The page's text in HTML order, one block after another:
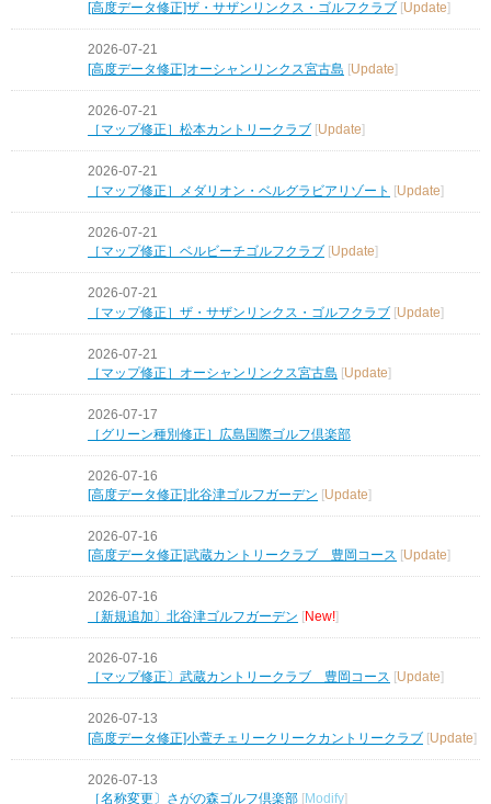
[高度データ修正]ザ・サザンリンクス・ゴルフクラブ
Update
2026-07-21
[高度データ修正]オーシャンリンクス宮古島 [Update]
2026-07-21
［マップ修正］松本カントリークラブ
Update
2026-07-21
［マップ修正］メダリオン・ベルグラビアリゾート
[Update]
2026-07-21
［マップ修正］ベルビーチゴルフクラブ [Update]
2026-07-21
［マップ修正］ザ・サザンリンクス・ゴルフクラブ [Update]
2026-07-21
［マップ修正］オーシャンリンクス宮古島 [Update]
2026-07-17
［グリーン種別修正］広島国際ゴルフ倶楽部
2026-07-16
[高度データ修正]北谷津ゴルフガーデン [Update]
2026-07-16
[高度データ修正]武蔵カントリークラブ 豊岡コース
Update
2026-07-16
［新規追加〕北谷津ゴルフガーデン [New!]
2026-07-16
［マップ修正〕武蔵カントリークラブ 豊岡コース
Update
2026-07-13
[高度データ修正]小萱チェリークリークカントリークラブ [Update]
2026-07-13
［名称変更〕さがの森ゴルフ倶楽部
Modify